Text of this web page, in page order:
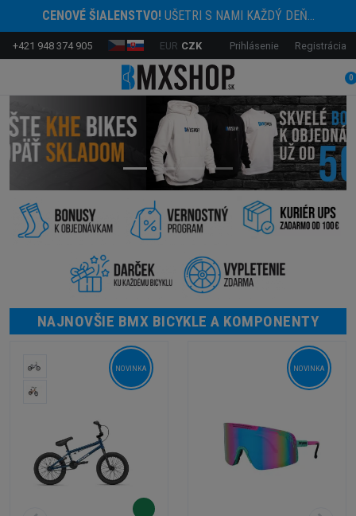
CENOVÉ ŠIALENSTVO!UŠETRI S NAMI KAŽDÝ DEŇ...
+421 948 374 905 EUR CZK Prihlásenie Registrácia
0
NAJNOVŠIE BMX BICYKLE A KOMPONENTY
NOVINKA NOVINKA